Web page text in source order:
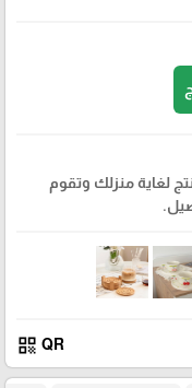
لغاية منزلك وتقوم
QR
qr_code